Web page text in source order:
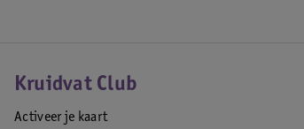
Kruidvat Club
Activeer je kaart